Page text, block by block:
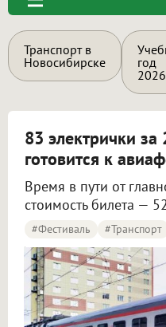
Транспорт в
Новосибирске
год
2026
83 электрички
готовится к
Время в пути от
стоимость билета —
#фестиваль #транспорт